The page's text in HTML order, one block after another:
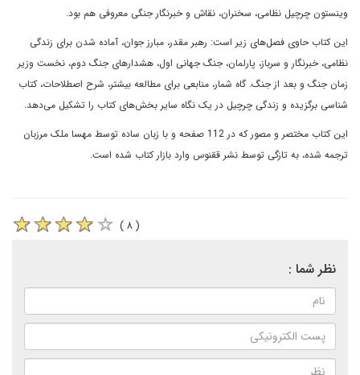
وينستون چرچيل نظامى، سخنران، نقاش و خبرنگار جنگى معروفى هم بود.
اين کتاب حاوى فصل‌هاى زير است: رهبر مقدر، مبارز جوان، آماده شدن براى زندگى
نظامى، خبرنگار و سرباز، پارلمان، جنگ جهانى اول، هشدارهاى جنگ دوم، نخست وزير
زمان جنگ و بعد از جنگ. گاه شمار، منابعى براى مطالعه بيشتر، شرح اصطلاحات، کتاب
شناسى برگزيده و زندگى چرچيل در يک نگاه ساير بخش‌هاى کتاب را تشکيل مى‌دهد.
اين کتاب مختصر و مصور که در 112 صفحه و با زبان ساده توسط مهسا ملک مرزبان
ترجمه شده، به تازگى توسط نشر ققنوس وارد بازار کتاب شده است.
( ۸ )
نظر شما :